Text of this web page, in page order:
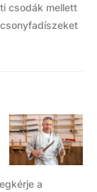
csodák mellett
a